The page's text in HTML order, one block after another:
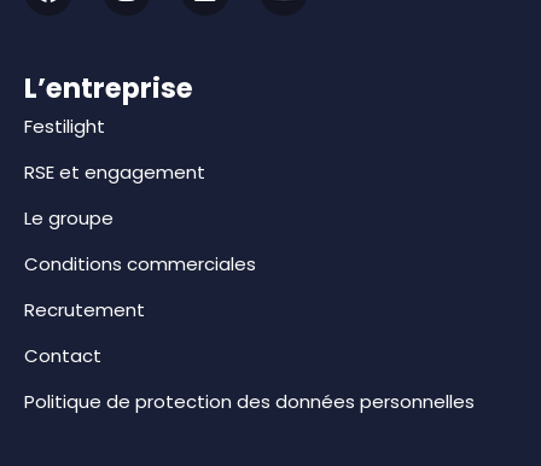
L’entreprise
Festilight
RSE et engagement
Le groupe
Conditions commerciales
Recrutement
Contact
Politique de protection des données personnelles